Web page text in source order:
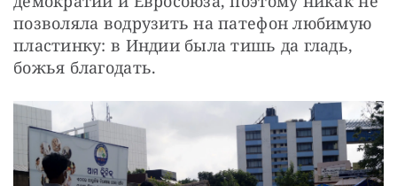
позволяла водрузить на патефон любимую
пластинку: в Индии была тишь да гладь,
божья благодать.